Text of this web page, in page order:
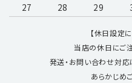
27
28 29
【休日設定
当店の休日にご
発送・お問い合わせ対応
あらかじめ